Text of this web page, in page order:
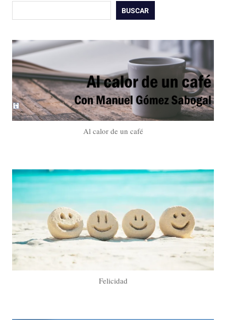
BUSCAR
Al calor de un café
Felicidad